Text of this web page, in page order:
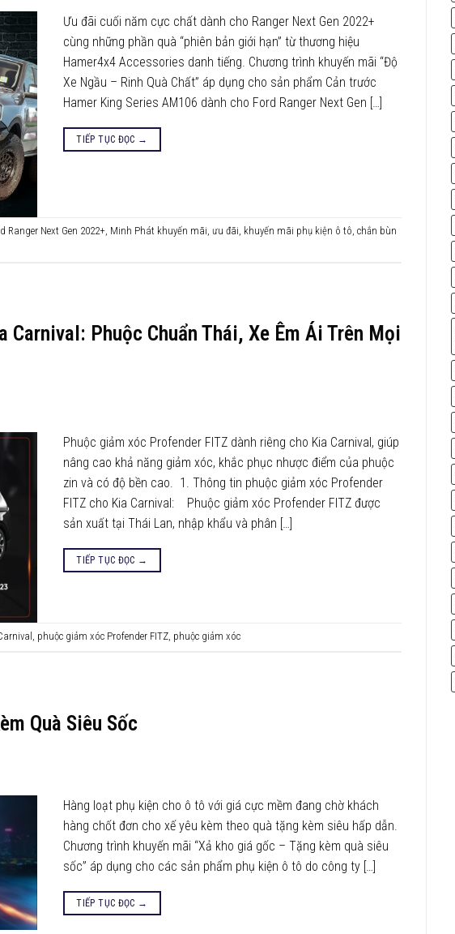
Ưu đãi cuối năm cực chất dành cho Ranger Next Gen 2022+
cùng những phần quà “phiên bản giới hạn” từ thương hiệu
Hamer4x4 Accessories danh tiếng. Chương trình khuyến mãi “Độ
Xe Ngầu – Rinh Quà Chất” áp dụng cho sản phẩm Cản trước
Hamer King Series AM106 dành cho Ford Ranger Next Gen […]
TIẾP TỤC ĐỌC →
Ranger Next Gen 2022+ Minh Phát khuyến mãi ưu đãi khuyến mãi phụ kiện ô tô chắn bùn
Phuộc Chuẩn Thái, Xe Êm Ái Trên Mọi
Phuộc giảm xóc Profender FITZ dành riêng cho Kia Carnival, giúp
nâng cao khả năng giảm xóc, khắc phục nhược điểm của phuộc
zin và có độ bền cao. 1. Thông tin phuộc giảm xóc Profender
FITZ cho Kia Carnival: Phuộc giảm xóc Profender FITZ được
sản xuất tại Thái Lan, nhập khẩu và phân […]
TIẾP TỤC ĐỌC →
, phuộc giảm xóc Profender FITZ, phuộc giảm xóc
Quà Siêu Sốc
Hàng loạt phụ kiện cho ô tô với giá cực mềm đang chờ khách
hàng chốt đơn cho xế yêu kèm theo quà tặng kèm siêu hấp dẫn.
Chương trình khuyến mãi “Xả kho giá gốc – Tặng kèm quà siêu
sốc” áp dụng cho các sản phẩm phụ kiện ô tô do công ty […]
TIẾP TỤC ĐỌC →